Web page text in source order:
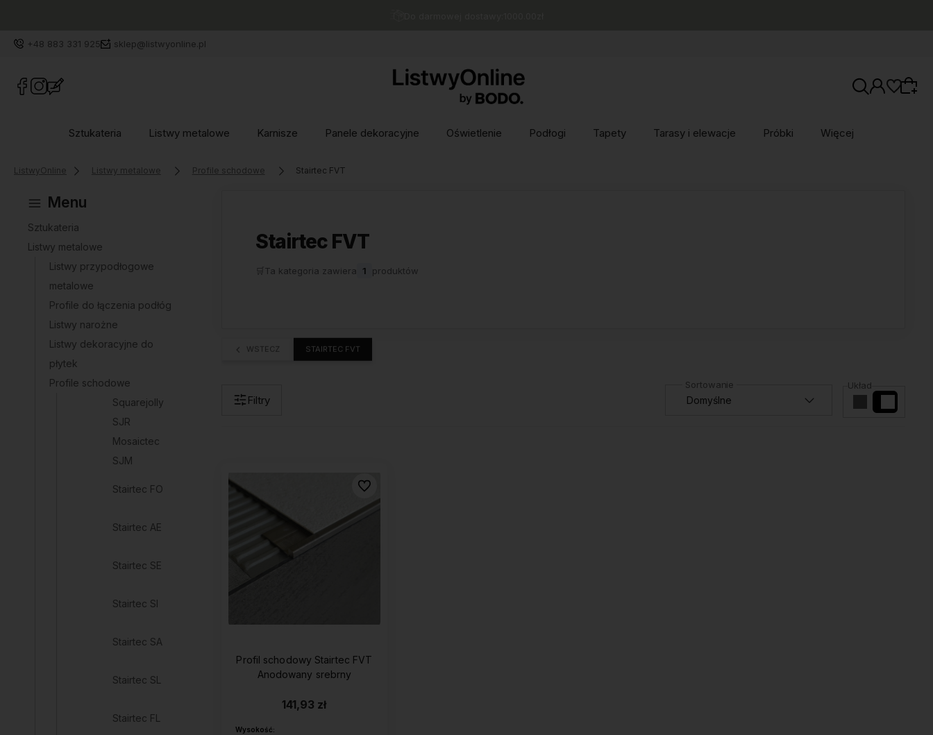
+48 883 331 925 sklep@listwyonline.pl
Sztukateria Listwy metalowe Karnisze Panele dekoracyjne Oświetlenie Podłogi Tapety Tarasy i elewacje Próbki Więcej
ListwyOnline Listwy metalowe Profile schodowe Stairtec FVT
Menu
Sztukateria
Listwy metalowe
Listwy przypodłogowe
metalowe
Profile do łączenia podłóg
Listwy narożne
Listwy dekoracyjne do
płytek
Profile schodowe
Squarejolly
SJR
Mosaictec
SJM
Stairtec FO
Stairtec AE
Stairtec SE
Stairtec SI
Stairtec SA
Stairtec SL
Stairtec FL
Stairtec FVT
🛒 Ta kategoria zawiera 1 produktów
WSTECZ STAIRTEC FVT
Filtry
Układ
Profil schodowy Stairtec FVT
Anodowany srebrny
141,93 zł
Wysokość:
Do ulubionych